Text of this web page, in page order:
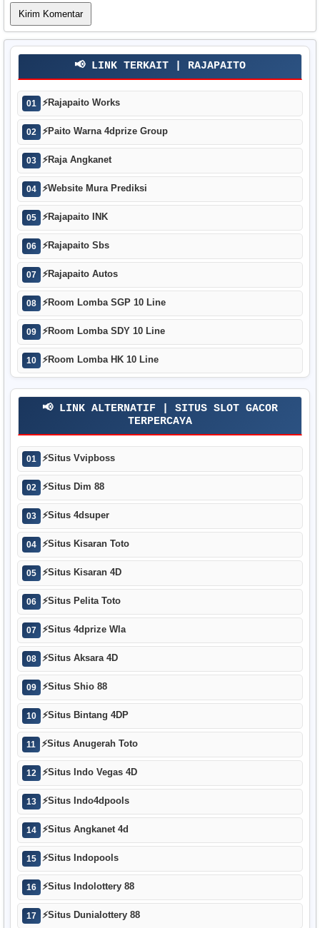
📢 LINK TERKAIT | RAJAPAITO
01 ⚡Rajapaito Works
02 ⚡Paito Warna 4dprize Group
03 ⚡Raja Angkanet
04 ⚡Website Mura Prediksi
05 ⚡Rajapaito INK
06 ⚡Rajapaito Sbs
07 ⚡Rajapaito Autos
08 ⚡Room Lomba SGP 10 Line
09 ⚡Room Lomba SDY 10 Line
10 ⚡Room Lomba HK 10 Line
📢 LINK ALTERNATIF | SITUS SLOT GACOR
TERPERCAYA
01 ⚡Situs Vvipboss
02 ⚡Situs Dim 88
03 ⚡Situs 4dsuper
04 ⚡Situs Kisaran Toto
05 ⚡Situs Kisaran 4D
06 ⚡Situs Pelita Toto
07 ⚡Situs 4dprize Wla
08 ⚡Situs Aksara 4D
09 ⚡Situs Shio 88
10 ⚡Situs Bintang 4DP
11 ⚡Situs Anugerah Toto
12 ⚡Situs Indo Vegas 4D
13 ⚡Situs Indo4dpools
14 ⚡Situs Angkanet 4d
15 ⚡Situs Indopools
16 ⚡Situs Indolottery 88
17 ⚡Situs Dunialottery 88